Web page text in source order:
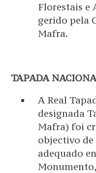
Florestais e
gerido pela
Mafra.
TAPADA
A Real
designada
Mafra) foi
objectivo
adequado